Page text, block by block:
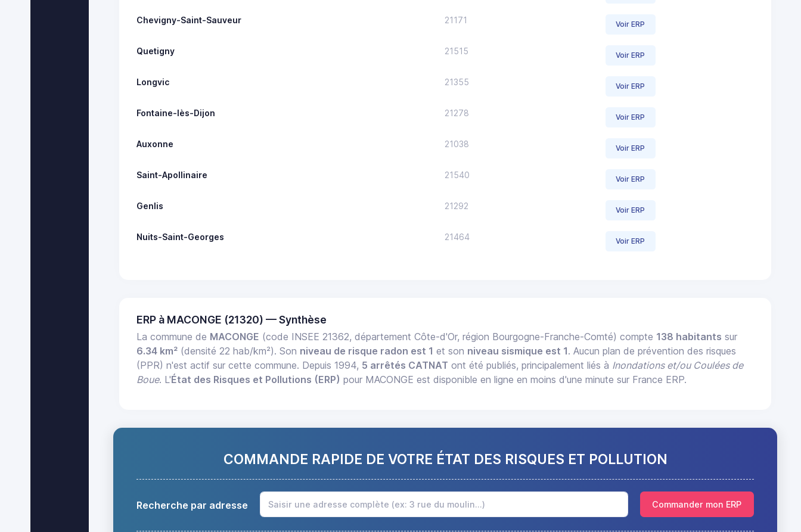
Chevigny-Saint-Sauveur 21171 Voir ERP
Quetigny 21515 Voir ERP
Longvic 21355 Voir ERP
Fontaine-lès-Dijon 21278 Voir ERP
Auxonne 21038 Voir ERP
Saint-Apollinaire 21540 Voir ERP
Genlis 21292 Voir ERP
Nuits-Saint-Georges 21464 Voir ERP
ERP à MACONGE (21320) — Synthèse
La commune de MACONGE (code INSEE 21362, département Côte-d'Or, région Bourgogne-Franche-Comté) compte 138 habitants sur
6.34 km² (densité 22 hab/km²). Son niveau de risque radon est 1 et son niveau sismique est 1. Aucun plan de prévention des risques
(PPR) n'est actif sur cette commune. Depuis 1994, 5 arrêtés CATNAT ont été publiés, principalement liés à Inondations et/ou Coulées de
Boue. L'État des Risques et Pollutions (ERP) pour MACONGE est disponible en ligne en moins d'une minute sur France ERP.
COMMANDE RAPIDE DE VOTRE ÉTAT DES RISQUES ET POLLUTION
Recherche par adresse Commander mon ERP